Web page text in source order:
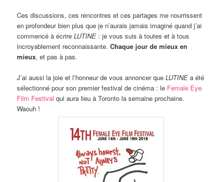
Ces discussions, ces rencontres et ces partages me nourrissent
en profondeur bien plus que je n’aurais jamais imaginé quand j’ai
commencé à écrireLUTINE : je vous suis à toutes et à tous
incroyablement reconnaissante.Chaque jour de mieux en
mieux, et pas à pas.
J’ai aussi la joie et l’honneur de vous annoncer queLUTINEa été
sélectionné pour son premier festival de cinéma : le Female Eye
Film Festival qui aura lieu à Toronto la semaine prochaine.
Waouh !